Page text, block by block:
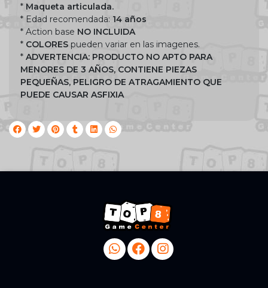
* Maqueta articulada.
* Edad recomendada: 14 años
* Action base NO INCLUIDA
* COLORES pueden variar en las imagenes.
* ADVERTENCIA: PRODUCTO NO APTO PARA
MENORES DE 3 AÑOS, CONTIENE PIEZAS
PEQUEÑAS, PELIGRO DE ATRAGAMIENTO QUE
PUEDE CAUSAR ASFIXIA